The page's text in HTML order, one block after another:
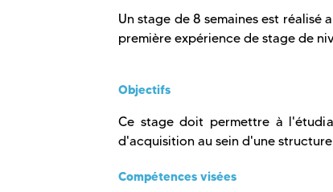
Un stage de 8 semaines est
première expérience de stage de
Objectifs
Ce stage doit permettre à
d'acquisition au sein d'une
Compétences visées